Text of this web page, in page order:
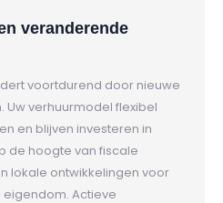
veranderende
voortdurend door nieuwe
verhuurmodel flexibel
en blijven investeren in
de hoogte van fiscale
lokale ontwikkelingen voor
eigendom. Actieve